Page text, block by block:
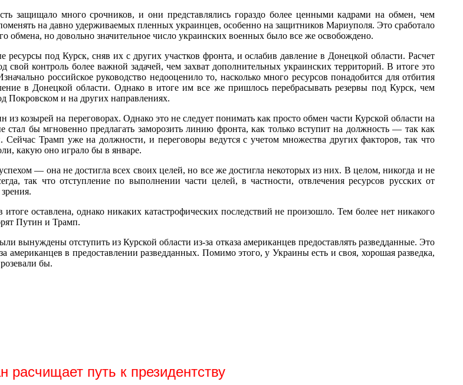
защищало много срочников, и они представлялись гораздо более ценными кадрами на обмен, чем
на давно удерживаемых пленных украинцев, особенно на защитников Мариуполя. Это сработало
обмена, но довольно значительное число украинских военных было все же освобождено.
ресурсы под Курск, сняв их с других участков фронта, и ослабив давление в Донецкой области. Расчет
контроль более важной задачей, чем захват дополнительных украинских территорий. В итоге это
российское руководство недооценило то, насколько много ресурсов понадобится для отбития
в Донецкой области. Однако в итоге им все же пришлось перебрасывать резервы под Курск, чем
Покровском и на других направлениях.
из козырей на переговорах. Однако это не следует понимать как просто обмен части Курской области на
бы мгновенно предлагать заморозить линию фронта, как только вступит на должность — так как
Сейчас Трамп уже на должности, и переговоры ведутся с учетом множества других факторов, так что
какую оно играло бы в январе.
— она не достигла всех своих целей, но все же достигла некоторых из них. В целом, никогда и не
так что отступление по выполнении части целей, в частности, отвлечения ресурсов русских от
оставлена, однако никаких катастрофических последствий не произошло. Тем более нет никакого
Путин и Трамп.
вынуждены отступить из Курской области из-за отказа американцев предоставлять разведданные. Это
американцев в предоставлении разведданных. Помимо этого, у Украины есть и своя, хорошая разведка,
бы.
путь к президентству